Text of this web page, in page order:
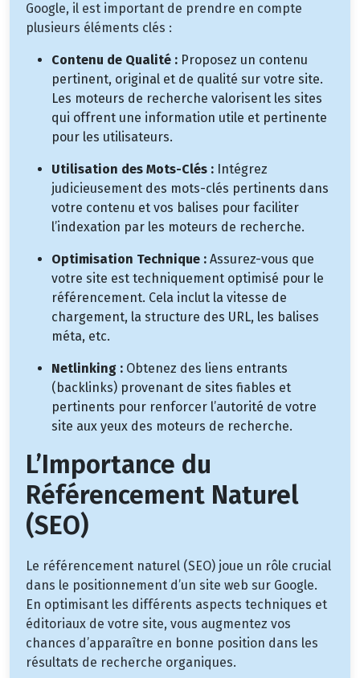
Google, il est important de prendre en compte
plusieurs éléments clés :
Contenu de Qualité : Proposez un contenu
pertinent, original et de qualité sur votre site.
Les moteurs de recherche valorisent les sites
qui offrent une information utile et pertinente
pour les utilisateurs.
Utilisation des Mots-Clés : Intégrez
judicieusement des mots-clés pertinents dans
votre contenu et vos balises pour faciliter
l’indexation par les moteurs de recherche.
Optimisation Technique : Assurez-vous que
votre site est techniquement optimisé pour le
référencement. Cela inclut la vitesse de
chargement, la structure des URL, les balises
méta, etc.
Netlinking : Obtenez des liens entrants
(backlinks) provenant de sites fiables et
pertinents pour renforcer l’autorité de votre
site aux yeux des moteurs de recherche.
L’Importance du
Référencement Naturel
(SEO)
Le référencement naturel (SEO) joue un rôle crucial
dans le positionnement d’un site web sur Google.
En optimisant les différents aspects techniques et
éditoriaux de votre site, vous augmentez vos
chances d’apparaître en bonne position dans les
résultats de recherche organiques.